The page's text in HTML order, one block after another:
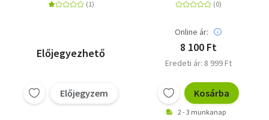
Előjegyezhető
Előjegyzem
konyha
Online ár:
8 100 Ft
Eredeti ár: 8 999 Ft
Kosárba
2 - 3 munkanap